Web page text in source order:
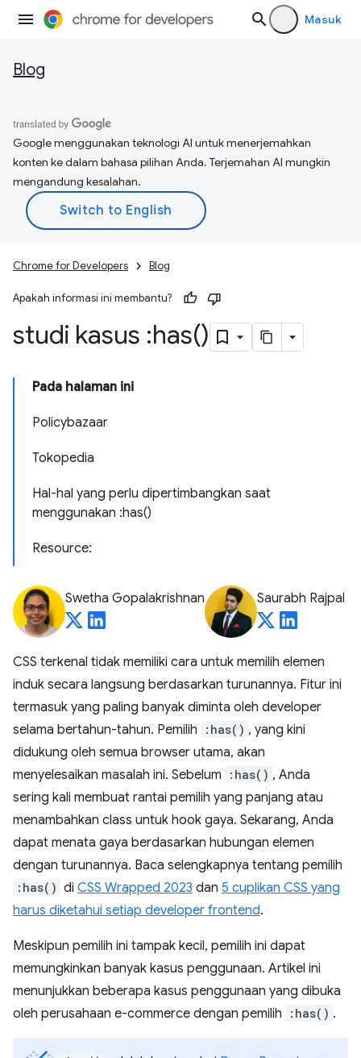
Masuk
Blog
Google menggunakan teknologi AI untuk menerjemahkan
konten ke dalam bahasa pilihan Anda. Terjemahan AI mungkin
mengandung kesalahan.
Chrome for Developers Blog
Apakah informasi ini membantu?
studi kasus :has()
Pada halaman ini
Policybazaar
Tokopedia
Hal-hal yang perlu dipertimbangkan saat
menggunakan :has()
Resource:
Swetha Gopalakrishnan Saurabh Rajpal
CSS terkenal tidak memiliki cara untuk memilih elemen
induk secara langsung berdasarkan turunannya. Fitur ini
termasuk yang paling banyak diminta oleh developer
selama bertahun-tahun. Pemilih
:has() , yang kini
didukung oleh semua browser utama, akan
menyelesaikan masalah ini. Sebelum
:has() , Anda
sering kali membuat rantai pemilih yang panjang atau
menambahkan class untuk hook gaya. Sekarang, Anda
dapat menata gaya berdasarkan hubungan elemen
dengan turunannya. Baca selengkapnya tentang pemilih
:has() di CSS Wrapped 2023 dan 5 cuplikan CSS yang
harus diketahui setiap developer frontend.
Meskipun pemilih ini tampak kecil, pemilih ini dapat
memungkinkan banyak kasus penggunaan. Artikel ini
menunjukkan beberapa kasus penggunaan yang dibuka
oleh perusahaan e-commerce dengan pemilih
:has() .